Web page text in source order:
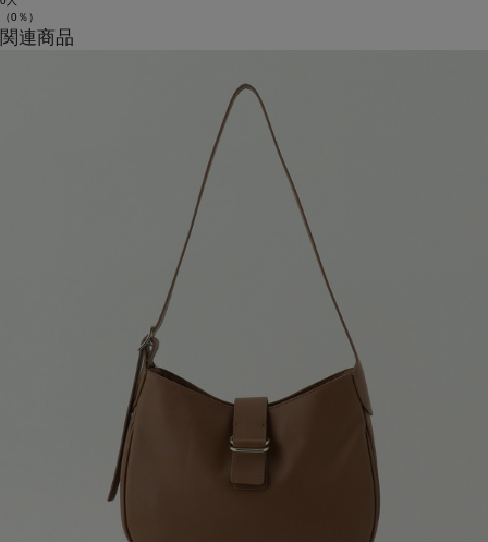
（0％）
関連商品